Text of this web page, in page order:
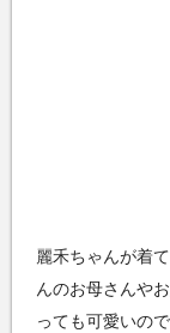
麗禾ちゃんが着
んのお母さんや
っても可愛いの